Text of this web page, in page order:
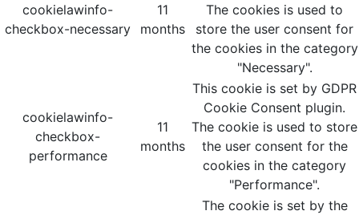
cookielawinfo-
checkbox-necessary
11
months
The cookies is used to
store the user consent for
the cookies in the category
"Necessary".
cookielawinfo-
checkbox-
performance
11
months
This cookie is set by GDPR
Cookie Consent plugin.
The cookie is used to store
the user consent for the
cookies in the category
"Performance".
The cookie is set by the